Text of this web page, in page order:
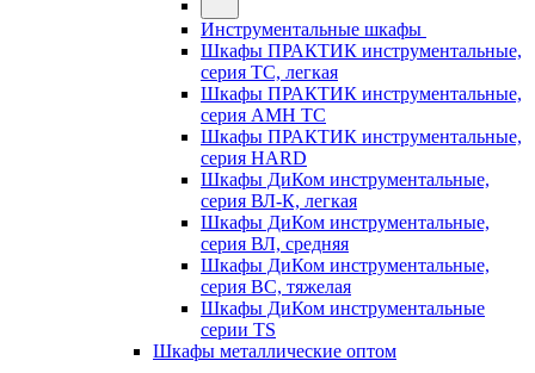
Инструментальные шкафы
Шкафы ПРАКТИК инструментальные,
серия ТC, легкая
Шкафы ПРАКТИК инструментальные,
серия AMH TC
Шкафы ПРАКТИК инструментальные,
серия HARD
Шкафы ДиКом инструментальные,
cерия ВЛ-К, легкая
Шкафы ДиКом инструментальные,
серия ВЛ, средняя
Шкафы ДиКом инструментальные,
серия ВС, тяжелая
Шкафы ДиКом инструментальные
серии TS
Шкафы металлические оптом